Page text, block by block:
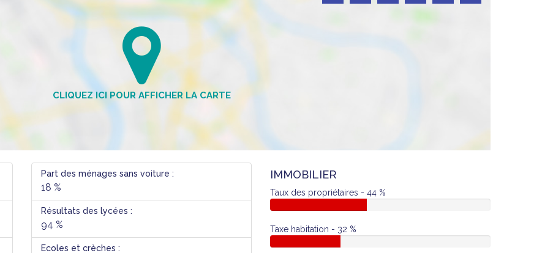
Part des ménages sans voiture :
18 %
Résultats des lycées :
94 %
Ecoles et crèches :
IMMOBILIER
Taux des propriétaires - 44 %
Taxe habitation - 32 %